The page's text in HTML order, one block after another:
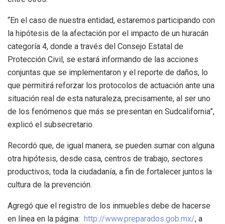
“En el caso de nuestra entidad, estaremos participando con
la hipótesis de la afectación por el impacto de un huracán
categoría 4, donde a través del Consejo Estatal de
Protección Civil, se estará informando de las acciones
conjuntas que se implementaron y el reporte de daños, lo
que permitirá reforzar los protocolos de actuación ante una
situación real de esta naturaleza, precisamente, al ser uno
de los fenómenos que más se presentan en Sudcalifornia”,
explicó el subsecretario.
Recordó que, de igual manera, se pueden sumar con alguna
otra hipótesis, desde casa, centros de trabajo, sectores
productivos, toda la ciudadanía, a fin de fortalecer juntos la
cultura de la prevención.
Agregó que el registro de los inmuebles debe de hacerse
en línea en la página: http://www.preparados.gob.mx/, a